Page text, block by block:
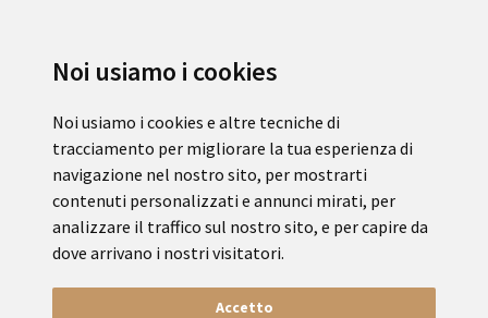
Noi usiamo i cookies
Noi usiamo i cookies e altre tecniche di
tracciamento per migliorare la tua esperienza di
navigazione nel nostro sito, per mostrarti
contenuti personalizzati e annunci mirati, per
analizzare il traffico sul nostro sito, e per capire da
dove arrivano i nostri visitatori.
Accetto